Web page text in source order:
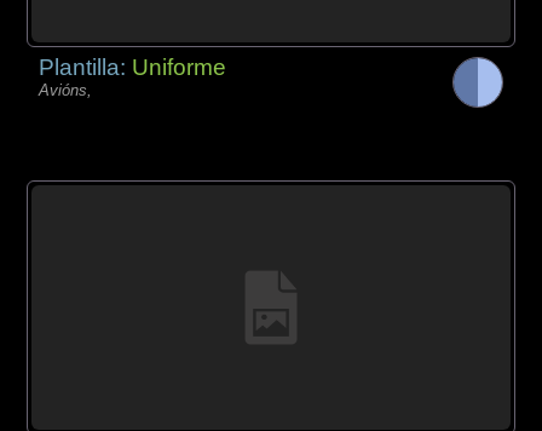
Plantilla: Uniforme
Avións,